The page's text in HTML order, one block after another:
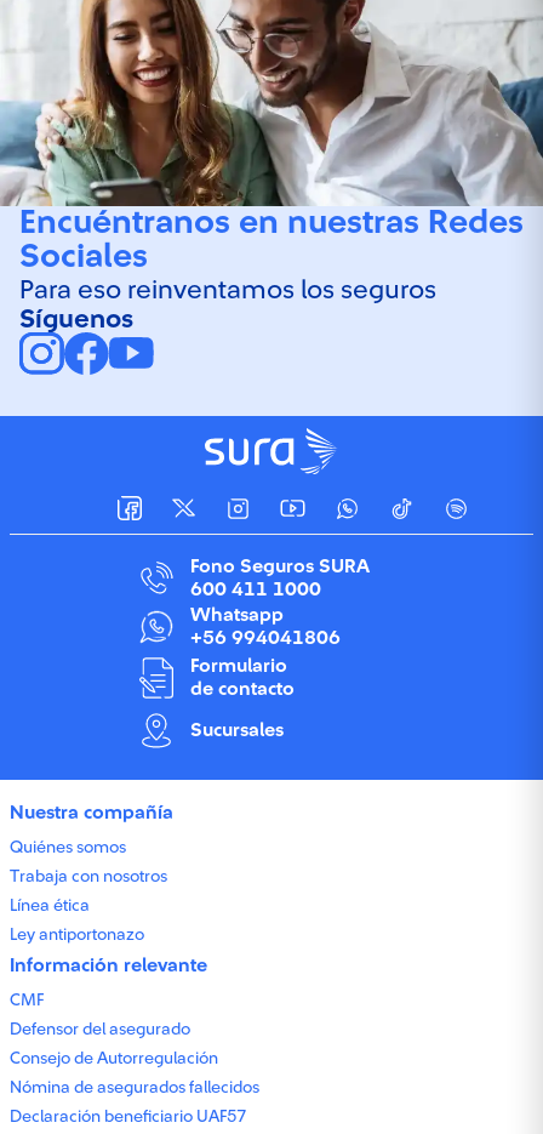
Encuéntranos en nuestras Redes
Sociales
Para eso reinventamos los seguros
Síguenos
Fono Seguros SURA
600 411 1000
Whatsapp
+56 994041806
Formulario
de contacto
Sucursales
Nuestra compañía
Quiénes somos
Trabaja con nosotros
Línea ética
Ley antiportonazo
Información relevante
CMF
Defensor del asegurado
Consejo de Autorregulación
Nómina de asegurados fallecidos
Declaración beneficiario UAF57